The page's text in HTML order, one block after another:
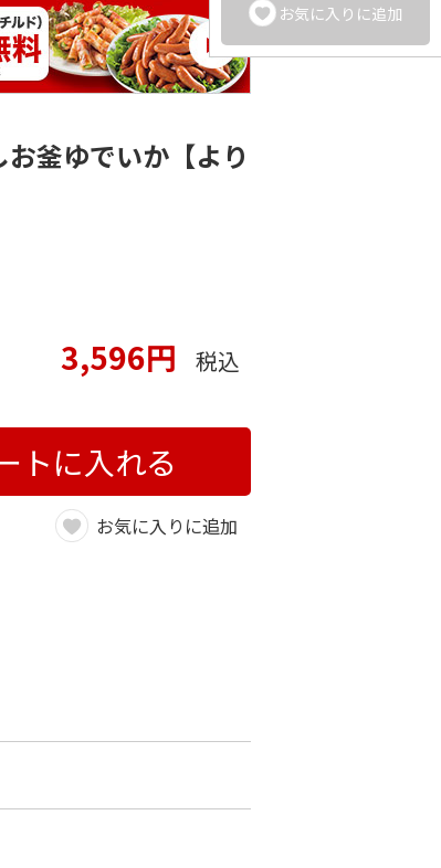
お気に入りに追加
釜ゆでいか【より
3,596円 税込
トに入れる
お気に入りに追加